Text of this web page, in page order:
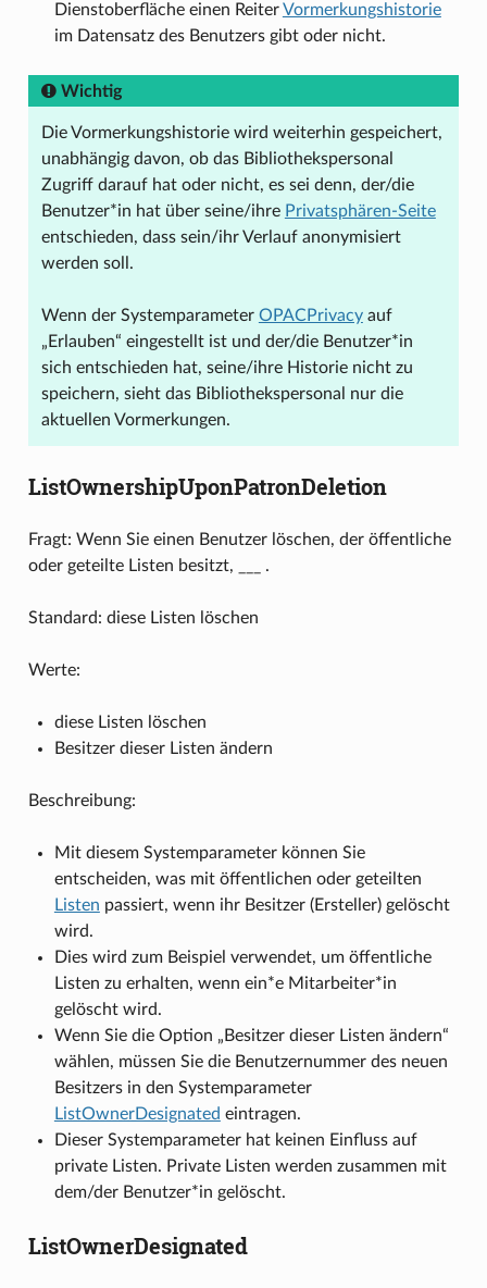
Dienstoberfläche einen ReiterVormerkungshistorie
im Datensatz des Benutzers gibt oder nicht.
Wichtig
Die Vormerkungshistorie wird weiterhin gespeichert,
unabhängig davon, ob das Bibliothekspersonal
Zugriff darauf hat oder nicht, es sei denn, der/die
Benutzer*in hat über seine/ihre Privatsphären-Seite
entschieden, dass sein/ihr Verlauf anonymisiert
werden soll.
Wenn der Systemparameter OPACPrivacyauf
„Erlauben“ eingestellt ist und der/die Benutzer*in
sich entschieden hat, seine/ihre Historie nicht zu
speichern, sieht das Bibliothekspersonal nur die
aktuellen Vormerkungen.
ListOwnershipUponPatronDeletion
Fragt: Wenn Sie einen Benutzer löschen, der öffentliche
oder geteilte Listen besitzt, ___ .
Standard: diese Listen löschen
Werte:
diese Listen löschen
Besitzer dieser Listen ändern
Beschreibung:
Mit diesem Systemparameter können Sie
entscheiden, was mit öffentlichen oder geteilten
Listen passiert, wenn ihr Besitzer (Ersteller) gelöscht
wird.
Dies wird zum Beispiel verwendet, um öffentliche
Listen zu erhalten, wenn ein*e Mitarbeiter*in
gelöscht wird.
Wenn Sie die Option „Besitzer dieser Listen ändern“
wählen, müssen Sie die Benutzernummer des neuen
Besitzers in den Systemparameter
ListOwnerDesignated eintragen.
Dieser Systemparameter hat keinen Einfluss auf
private Listen. Private Listen werden zusammen mit
dem/der Benutzer*in gelöscht.
ListOwnerDesignated